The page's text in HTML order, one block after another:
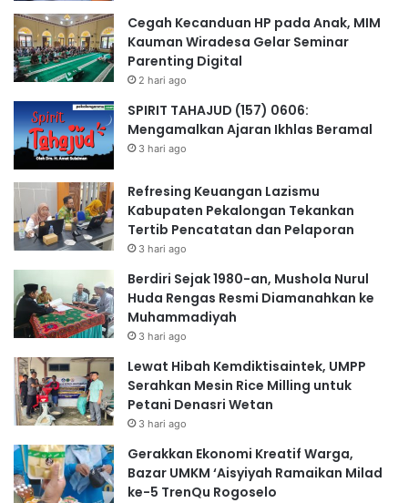
Cegah Kecanduan HP pada Anak, MIM
Kauman Wiradesa Gelar Seminar
Parenting Digital
2 hari ago
SPIRIT TAHAJUD (157) 0606:
Mengamalkan Ajaran Ikhlas Beramal
3 hari ago
Refresing Keuangan Lazismu
Kabupaten Pekalongan Tekankan
Tertib Pencatatan dan Pelaporan
3 hari ago
Berdiri Sejak 1980-an, Mushola Nurul
Huda Rengas Resmi Diamanahkan ke
Muhammadiyah
3 hari ago
Lewat Hibah Kemdiktisaintek, UMPP
Serahkan Mesin Rice Milling untuk
Petani Denasri Wetan
3 hari ago
Gerakkan Ekonomi Kreatif Warga,
Bazar UMKM ‘Aisyiyah Ramaikan Milad
ke-5 TrenQu Rogoselo